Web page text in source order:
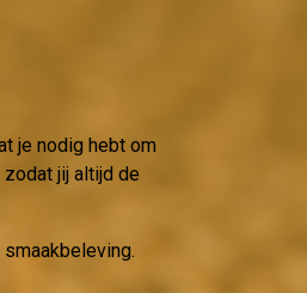
je nodig hebt om
jij altijd de